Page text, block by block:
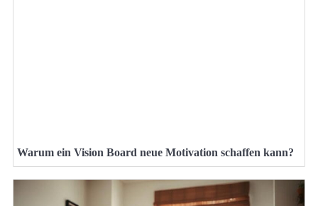
Warum ein Vision Board neue Motivation schaffen kann?